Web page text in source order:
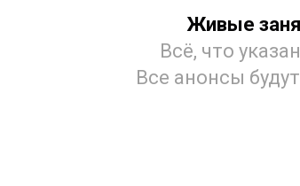
Живые
Всё, что
Все анонсы